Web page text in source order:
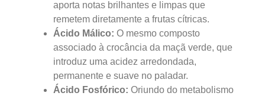
aporta notas brilhantes e limpas que
remetem diretamente a frutas cítricas.
Ácido Málico: O mesmo composto
associado à crocância da maçã verde, que
introduz uma acidez arredondada,
permanente e suave no paladar.
Ácido Fosfórico: Oriundo do metabolismo